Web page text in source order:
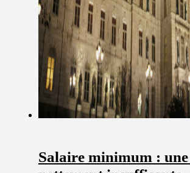
Salaire minimum : une